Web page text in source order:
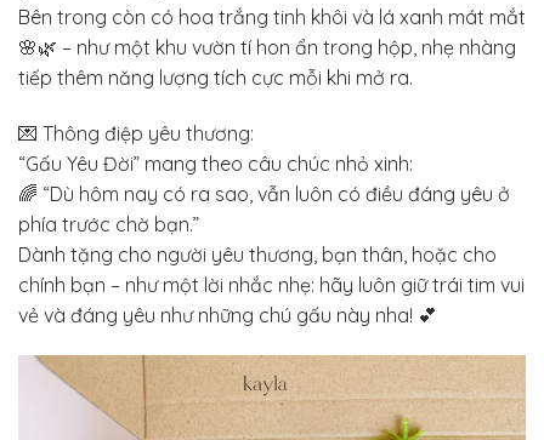
Bên trong còn có hoa trắng tinh khôi và lá xanh mát mắt
🌸🌿 – như một khu vườn tí hon ẩn trong hộp, nhẹ nhàng
tiếp thêm năng lượng tích cực mỗi khi mở ra.
💌 Thông điệp yêu thương:
“Gấu Yêu Đời” mang theo câu chúc nhỏ xinh:
🌈 “Dù hôm nay có ra sao, vẫn luôn có điều đáng yêu ở
phía trước chờ bạn.”
Dành tặng cho người yêu thương, bạn thân, hoặc cho
chính bạn – như một lời nhắc nhẹ: hãy luôn giữ trái tim vui
vẻ và đáng yêu như những chú gấu này nha! 💕